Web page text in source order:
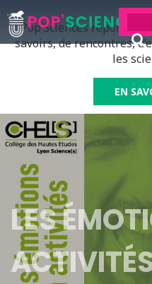
Pop’Sciences répond à
savoirs, de rencontres,
les
EN
LES